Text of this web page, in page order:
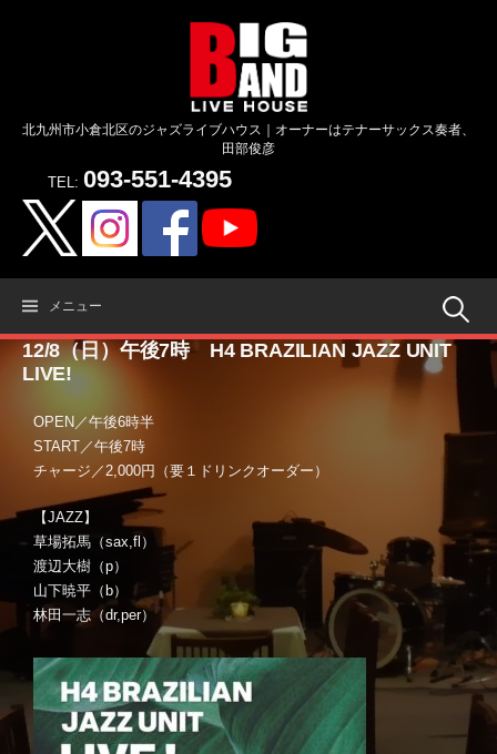
北九州市小倉北区のジャズライブハウス｜オーナーはテナーサックス奏者、
田部俊彦
TEL: 093-551-4395
メニュー 検
索:
12/8（日）午後7時 H4 BRAZILIAN JAZZ UNIT
LIVE!
OPEN／午後6時半
START／午後7時
チャージ／2,000円（要１ドリンクオーダー）
【JAZZ】
草場拓馬（sax,fl）
渡辺大樹（p）
山下暁平（b）
林田一志（dr,per）